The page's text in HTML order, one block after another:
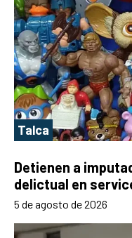
Talca
Detienen a
delictual en
5 de agosto de 2026